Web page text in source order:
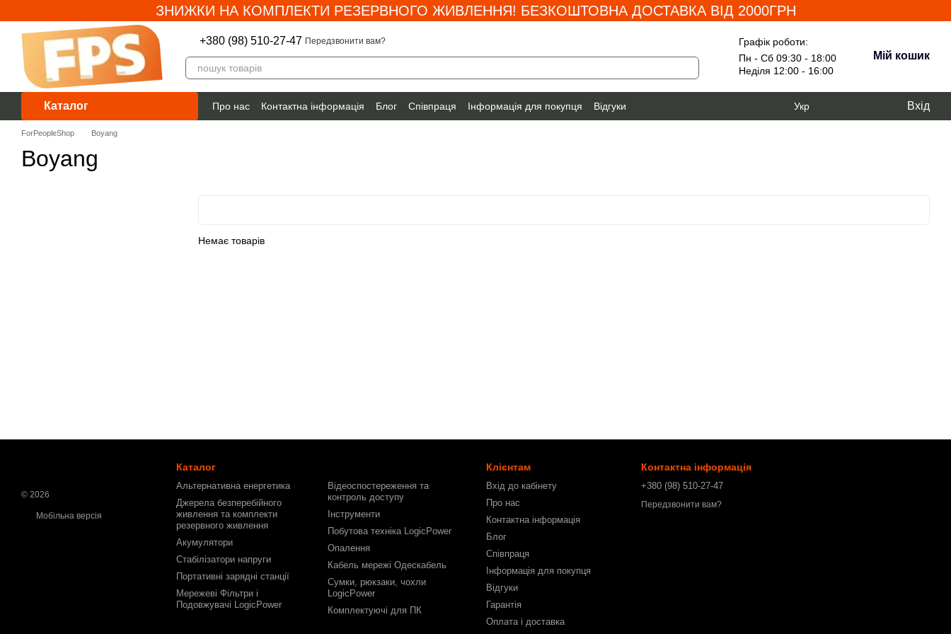
Перейти до основного контентуЗНИЖКИ НА КОМПЛЕКТИ РЕЗЕРВНОГО ЖИВЛЕННЯ! БЕЗКОШТОВНА ДОСТАВКА ВІД 2000ГРН
+380 (98) 510-27-47 Передзвонити вам?
Графік роботи:
Пн - Сб 09:30 - 18:00
Неділя 12:00 - 16:00
Мій кошик
Каталог Про нас Контактна інформація Блог Співпраця Інформація для покупця
Відгуки
Гарантія
Укр Вхід
ForPeopleShop Boyang
Boyang
Немає товарів
© 2026
Мобільна версія
Каталог
Альтернативна енергетика
Джерела безперебійного
живлення та комплекти
резервного живлення
Акумулятори
Стабілізатори напруги
Портативні зарядні станції
Мережеві Фільтри і
Подовжувачі LogicPower
Відеоспостереження та
контроль доступу
Інструменти
Побутова техніка LogicPower
Опалення
Кабель мережі Одескабель
Сумки, рюкзаки, чохли
LogicPower
Комплектуючі для ПК
Клієнтам
Вхід до кабінету
Про нас
Контактна інформація
Блог
Співпраця
Інформація для покупця
Відгуки
Гарантія
Оплата і доставка
Контактна інформація
+380 (98) 510-27-47
Передзвонити вам?